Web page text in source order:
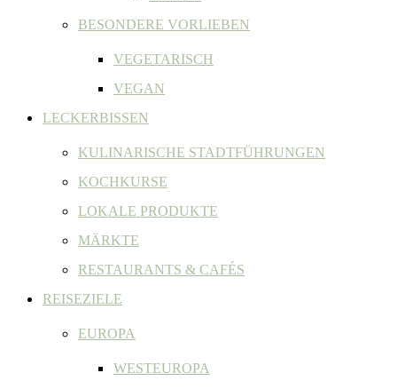
BESONDERE VORLIEBEN
VEGETARISCH
VEGAN
LECKERBISSEN
KULINARISCHE STADTFÜHRUNGEN
KOCHKURSE
LOKALE PRODUKTE
MÄRKTE
RESTAURANTS & CAFÉS
REISEZIELE
EUROPA
WESTEUROPA